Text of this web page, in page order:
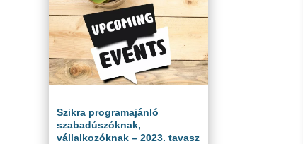
Szikra programajánló
szabadúszóknak,
vállalkozóknak – 2023. tavasz